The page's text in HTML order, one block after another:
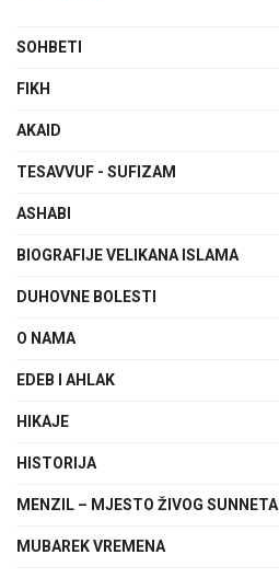
SOHBETI
FIKH
AKAID
TESAVVUF - SUFIZAM
ASHABI
BIOGRAFIJE VELIKANA ISLAMA
DUHOVNE BOLESTI
O NAMA
EDEB I AHLAK
HIKAJE
HISTORIJA
MENZIL – MJESTO ŽIVOG SUNNETA
MUBAREK VREMENA